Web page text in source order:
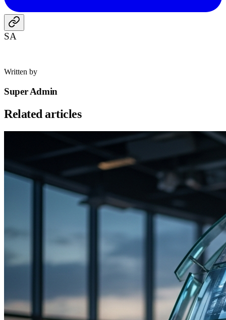
SA
Written by
Super Admin
Related articles